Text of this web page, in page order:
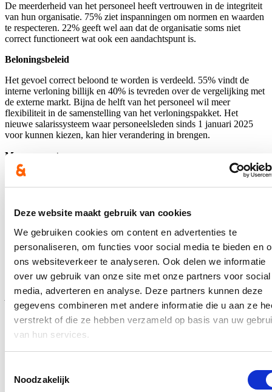
Deze website maakt gebruik van cookies
We gebruiken cookies om content en advertenties te
personaliseren, om functies voor social media te bieden en
ons websiteverkeer te analyseren. Ook delen we informatie
over uw gebruik van onze site met onze partners voor social
media, adverteren en analyse. Deze partners kunnen deze
gegevens combineren met andere informatie die u aan ze
verstrekt of die ze hebben verzameld op basis van uw
van hun services.
Noodzakelijk
De meerderheid van het personeel heeft vertrouwen in de integriteit
van hun organisatie. 75% ziet inspanningen om normen en waarden
te respecteren. 22% geeft wel aan dat de organisatie soms niet
correct functioneert wat ook een aandachtspunt is.
Beloningsbeleid
Het gevoel correct beloond te worden is verdeeld. 55% vindt de
interne verloning billijk en 40% is tevreden over de vergelijking met
de externe markt. Bijna de helft van het personeel wil meer
flexibiliteit in de samenstelling van het verloningspakket. Het
nieuwe salarissysteem waar personeelsleden sinds 1 januari 2025
voor kunnen kiezen, kan hier verandering in brengen.
Management
Er is een afzonderlijke bevraging van het management gebeurd. Het
management beoordeelt het functioneren van de Vlaamse overheid
beloningsbeleid als het gaat over externe instroom of het behoud van
personeelsleden. Er wordt gepleit voor een meer gedifferentieerd
beloningsbeleid. Het leiderschap binnen de Vlaamse overheid krijgt
wel goede punten.
“Deze bevraging houdt de vinger aan de pols om blijvend een
voortrekkersrol te spelen en oog te hebben voor de thema’s die beter
kunnen scoren. In juni 2024, werd met ‘Expeditie Talent’ het nieuwe
personeelsbeleid gelanceerd wat meer mobiliteit,
ontwikkelingskansen en flexibiliteit in loon biedt en ook oog heeft
voor welzijn, inclusie en integriteit. Hiermee bieden we alvast een
antwoord voor een deel van aandachtspunten. Zelf werk ik met een
vernieuwde EVC-procedure drempels weg om nieuw talent aan te
werven en zal ik verder inzetten op een optimalisering van de